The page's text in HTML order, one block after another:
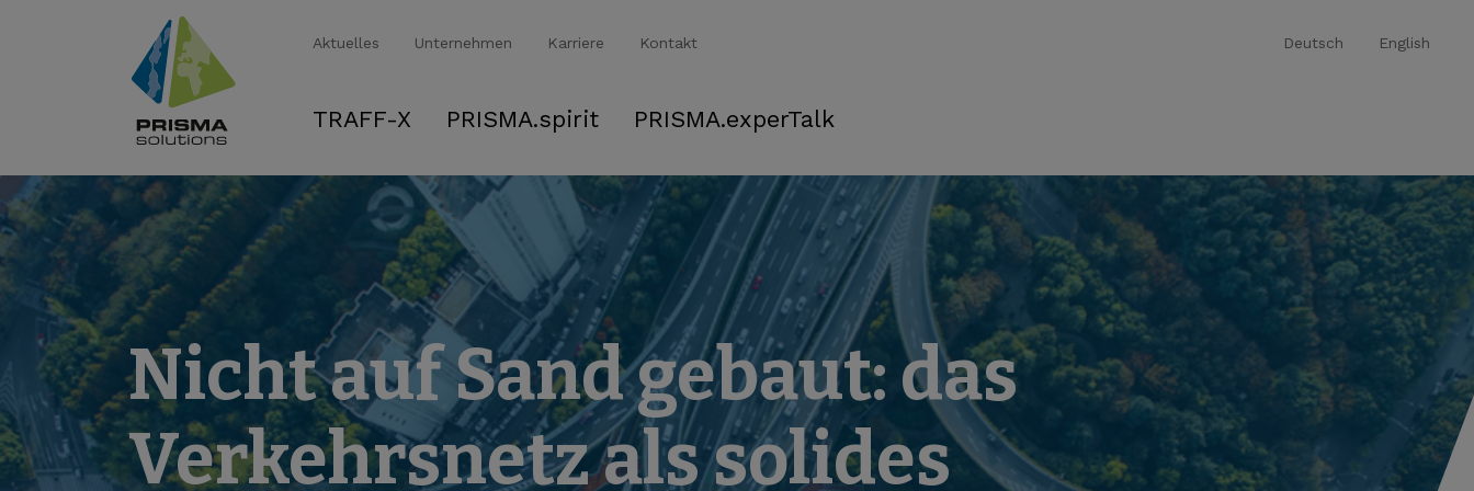
Aktuelles Unternehmen Karriere Kontakt Deutsch English
TRAFF-X PRISMA.spirit PRISMA.experTalk
Nicht auf Sand gebaut: das
Verkehrsnetz als solides